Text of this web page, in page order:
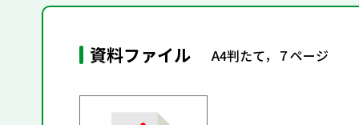
資料ファイル A4判たて，７ページ